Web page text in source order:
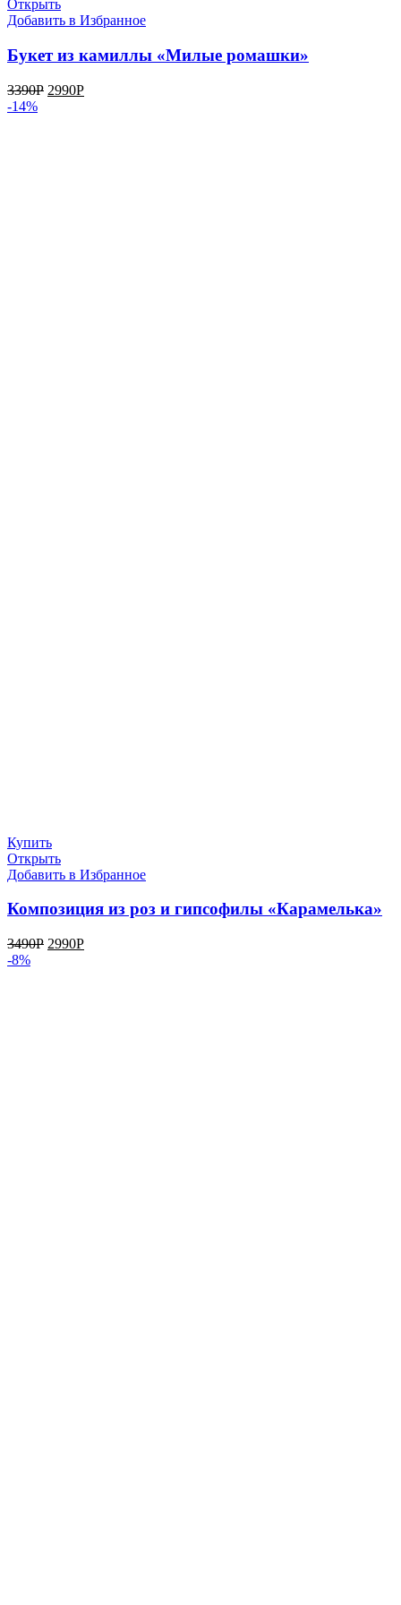
Открыть
Добавить в Избранное
Букет из камиллы «Милые ромашки»
3390Р 2990Р
-14%
Купить
Открыть
Добавить в Избранное
Композиция из роз и гипсофилы «Карамелька»
3490Р 2990Р
-8%